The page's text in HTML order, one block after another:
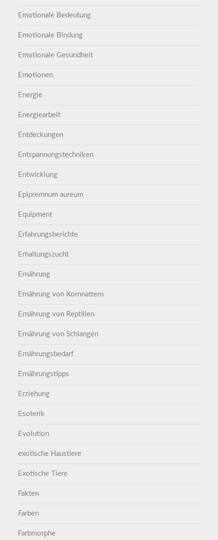
Emotionale Bedeutung
Emotionale Bindung
Emotionale Gesundheit
Emotionen
Energie
Energiearbeit
Entdeckungen
Entspannungstechniken
Entwicklung
Epipremnum aureum
Equipment
Erfahrungsberichte
Erhaltungszucht
Ernährung
Ernährung von Kornnattern
Ernährung von Reptilien
Ernährung von Schlangen
Ernährungsbedarf
Ernährungstipps
Erziehung
Esoterik
Evolution
exotische Haustiere
Exotische Tiere
Fakten
Farben
Farbmorphe